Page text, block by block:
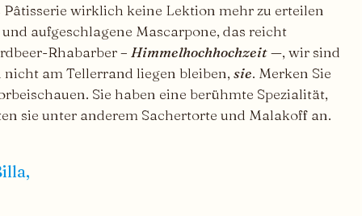
wirklich keine Lektion mehr zu erteilen
aufgeschlagene Mascarpone, das reicht
Rhabarber – Himmelhochhochzeit—, wir sind
nicht am Tellerrand liegen bleiben, sie. Merken Sie
Sie haben eine berühmte Spezialität,
sie unter anderem Sachertorte und Malakoff an.